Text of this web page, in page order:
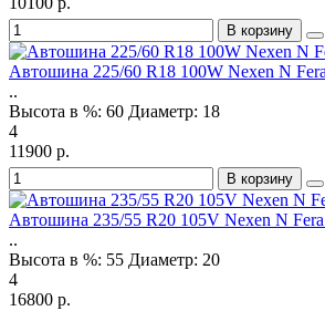
В корзину
Автошина 225/60 R18 100W Nexen N
..
Высота в %: 60 Диаметр: 18
4
11900 р.
В корзину
Автошина 235/55 R20 105V Nexen N
..
Высота в %: 55 Диаметр: 20
4
16800 р.